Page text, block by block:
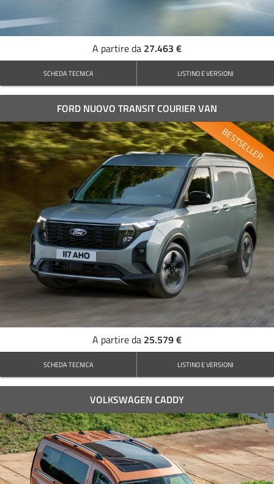
A partire da 27.463 €
SCHEDA TECNICA LISTINO E VERSIONI
FORD NUOVO TRANSIT COURIER VAN
BESTSELLER
A partire da 25.579 €
SCHEDA TECNICA LISTINO E VERSIONI
VOLKSWAGEN CADDY